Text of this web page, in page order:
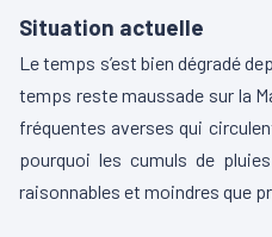
Situation actuelle
Le temps s’est bien dégradé
temps reste maussade sur la
fréquentes averses qui
pourquoi les cumuls de
raisonnables et moindres que